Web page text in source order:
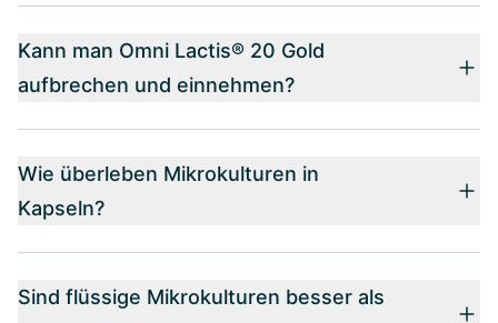
Kann man Omni Lactis® 20 Gold
aufbrechen und einnehmen?
Wie überleben Mikrokulturen in
Kapseln?
Sind flüssige Mikrokulturen besser als